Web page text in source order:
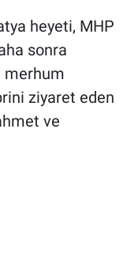
heyeti, MHP
sonra
merhum
ziyaret eden
ve